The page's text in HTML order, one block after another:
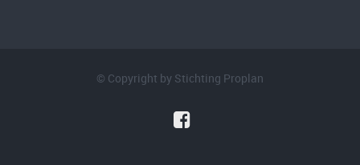
© Copyright by Stichting Proplan